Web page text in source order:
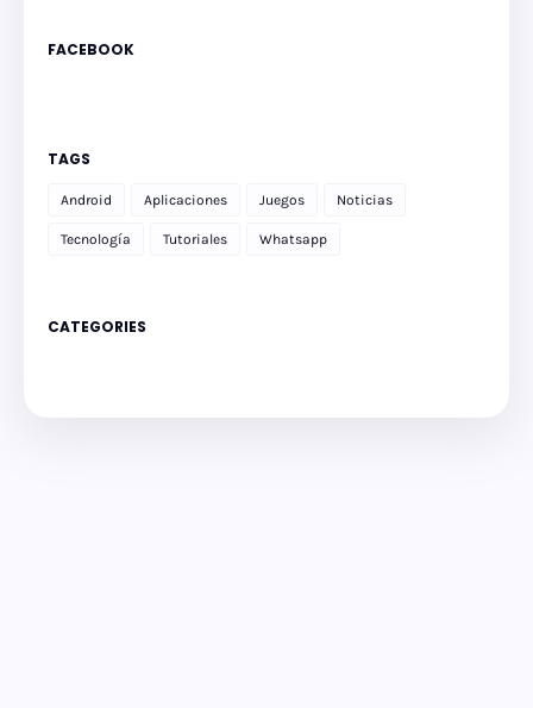
FACEBOOK
TAGS
Android Aplicaciones Juegos Noticias
Tecnología Tutoriales Whatsapp
CATEGORIES